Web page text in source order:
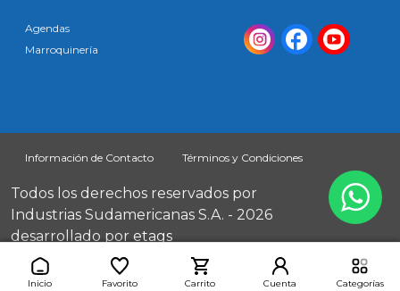
Agendas
Marroquinería
Información de Contacto Términos y Condiciones
Todos los derechos reservados por
Industrias Sudamericanas S.A. - 2026
desarrollado por etags
Inicio Favorito Carrito Cuenta Categorías